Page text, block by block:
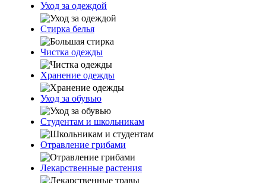
Уход за одеждой
Стирка белья
Чистка одежды
Хранение одежды
Уход за обувью
Студентам и школьникам
Отравление грибами
Лекарственные растения